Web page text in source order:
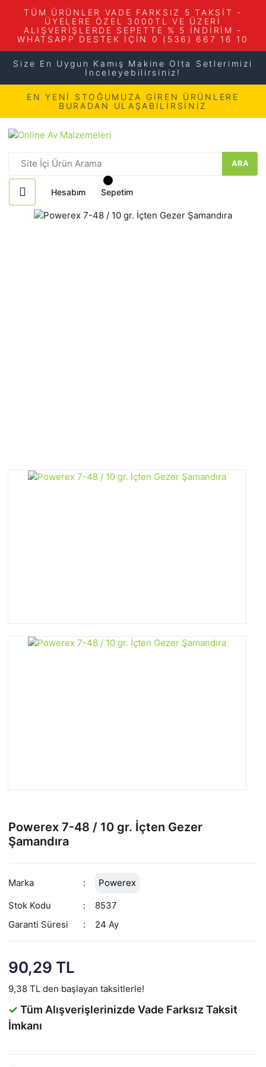
TÜM ÜRÜNLER VADE FARKSIZ 5 TAKSİT -
ÜYELERE ÖZEL 3000TL VE ÜZERİ
ALIŞVERİŞLERDE SEPETTE % 5 İNDİRİM -
WHATSAPP DESTEK İÇİN 0 (536) 667 16 10
Size En Uygun Kamış Makine Olta Setlerimizi
İnceleyebilirsiniz!
EN YENİ STOĞUMUZA GİREN ÜRÜNLERE
BURADAN ULAŞABİLİRSİNİZ
ARA
Hesabım Sepetim
Powerex 7-48 / 10 gr. İçten Gezer
Şamandıra
Marka
Powerex
Stok Kodu
8537
Garanti Süresi
24 Ay
90,29 TL
9,38 TL den başlayan taksitlerle!
✓ Tüm Alışverişlerinizde Vade Farksız Taksit
İmkanı